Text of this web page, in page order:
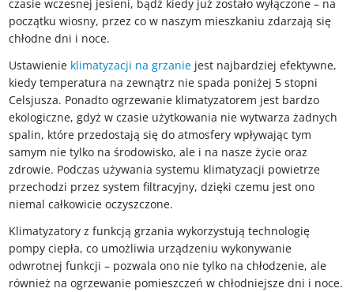
czasie wczesnej jesieni, bądź kiedy już zostało wyłączone – na
początku wiosny, przez co w naszym mieszkaniu zdarzają się
chłodne dni i noce.
Ustawienie klimatyzacji na grzaniejest najbardziej efektywne,
kiedy temperatura na zewnątrz nie spada poniżej 5 stopni
Celsjusza. Ponadto ogrzewanie klimatyzatorem jest bardzo
ekologiczne, gdyż w czasie użytkowania nie wytwarza żadnych
spalin, które przedostają się do atmosfery wpływając tym
samym nie tylko na środowisko, ale i na nasze życie oraz
zdrowie. Podczas używania systemu klimatyzacji powietrze
przechodzi przez system filtracyjny, dzięki czemu jest ono
niemal całkowicie oczyszczone.
Klimatyzatory z funkcją grzania wykorzystują technologię
pompy ciepła, co umożliwia urządzeniu wykonywanie
odwrotnej funkcji – pozwala ono nie tylko na chłodzenie, ale
również na ogrzewanie pomieszczeń w chłodniejsze dni i noce.